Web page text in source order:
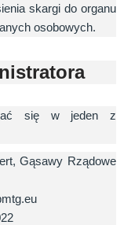
skargi do organu
osobowych.
się w jeden z
Gąsawy Rządowe